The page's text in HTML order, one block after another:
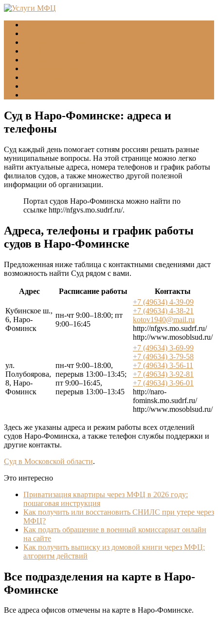
Суд в Наро-Фоминске: адреса и
телефоны
Суд каждый день помогает сотням россиян решать разные
муниципальные вопросы. На этой странице можно легко
найти актуальные адреса, номера телефонов и график работы
филиалов судов, а также множество другой полезной
информации об организации.
Портал судов Наро-Фоминска можно найти по
ссылке http://nfgvs.mo.sudrf.ru/.
Адреса, телефоны и график работы
судов в Наро-Фоминске
Предложенная ниже таблица с контактными сведениями даст
возможность найти Суд рядом с вами.
Адрес Расписание работы Контакты
Кубинское ш.,
6, Наро-
Фоминск
пн-чт 9:00–18:00; пт
9:00–16:45
+7 (49634) 4-39-09
+7 (49634) 4-38-21
kotov1940@mail.ru
http://nfgvs.mo.sudrf.ru/
http://www.mosoblsud.ru/
ул.
Полубоярова,
8, Наро-
Фоминск
пн-чт 9:00–18:00,
перерыв 13:00–13:45;
пт 9:00–16:45,
перерыв 13:00–13:45
+7 (49634) 3-69-99
+7 (49634) 3-79-58
+7 (49634) 3-56-11
+7 (49634) 3-92-81
+7 (49634) 3-96-01
http://naro-
fominsk.mo.sudrf.ru/
http://www.mosoblsud.ru/
Здесь же указаны адреса и режим работы всех отделений
судов Наро-Фоминска, а также телефон службы поддержки и
другие контакты.
Суд в Московской области.
Это интересно
Приватизация квартиры через МФЦ в 2026 году:
пошаговая инструкция
Как получить или восстановить СНИЛС при утере через
МФЦ?
Как подать обращение в военный комиссариат онлайн
на сайте
Как получить выписку из домовой книги через МФЦ:
алгоритм действий
Все подразделения на карте в Наро-
Фоминске
Все адреса офисов отмечены на карте в Наро-Фоминске.